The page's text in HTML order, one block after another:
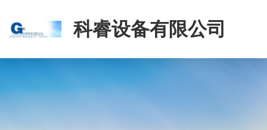
科睿设备有限公司